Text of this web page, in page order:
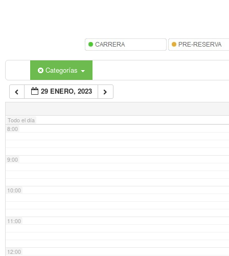
Categorías
29 ENERO, 2023
Todo el día
7:00
8:00
9:00
10:00
11:00
12:00